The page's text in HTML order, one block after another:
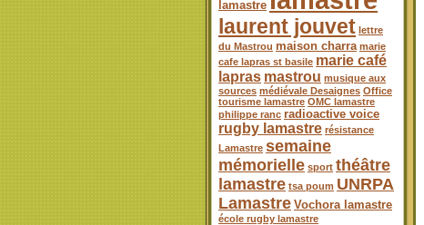
lamastre
laurent jouvet lettre
du Mastrou maison charra marie
cafe lapras st basile marie café
lapras mastrou musique aux
sources médiévale Desaignes Office
tourisme lamastre OMC lamastre
philippe ranc radioactive voice
rugby lamastre résistance
Lamastre semaine
mémorielle sport théâtre
lamastre tsa poum UNRPA
Lamastre Vochora lamastre
école rugby lamastre